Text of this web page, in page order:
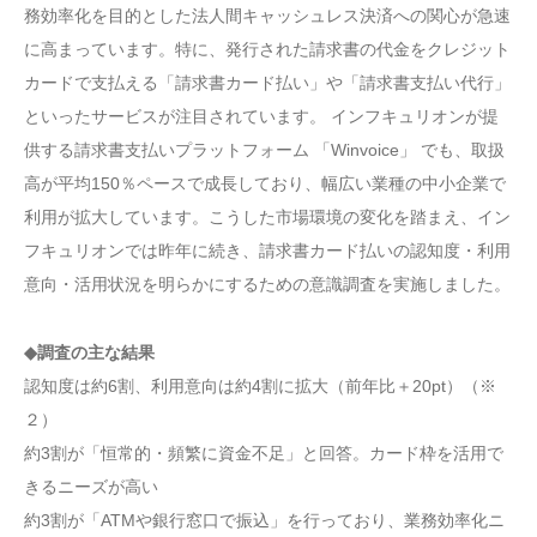
務効率化を目的とした法人間キャッシュレス決済への関心が急速
に高まっています。特に、発行された請求書の代金をクレジット
カードで支払える「請求書カード払い」や「請求書支払い代行」
といったサービスが注目されています。 インフキュリオンが提
供する請求書支払いプラットフォーム 「Winvoice」 でも、取扱
高が平均150％ペースで成長しており、幅広い業種の中小企業で
利用が拡大しています。こうした市場環境の変化を踏まえ、イン
フキュリオンでは昨年に続き、請求書カード払いの認知度・利用
意向・活用状況を明らかにするための意識調査を実施しました。
◆調査の主な結果
認知度は約6割、利用意向は約4割に拡大（前年比＋20pt）（※
２）
約3割が「恒常的・頻繁に資金不足」と回答。カード枠を活用で
きるニーズが高い
約3割が「ATMや銀行窓口で振込」を行っており、業務効率化ニ